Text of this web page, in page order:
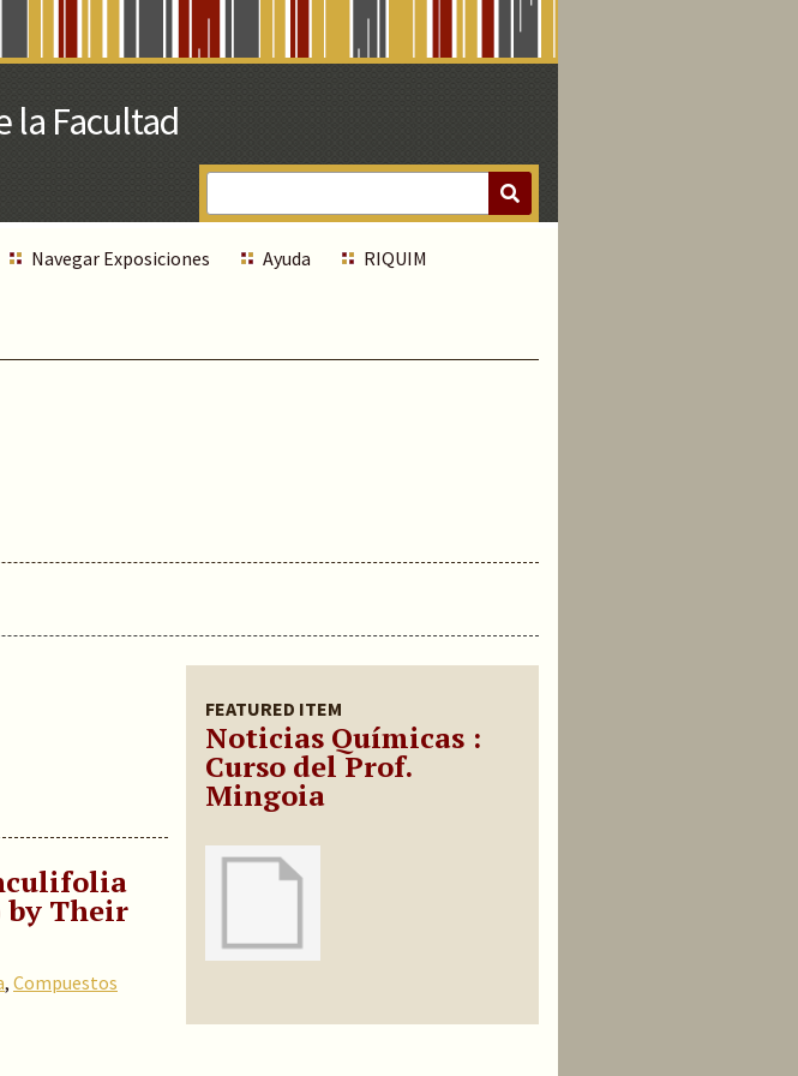
Navegar Exposiciones Ayuda RIQUIM
FEATURED ITEM
Noticias Químicas :
Curso del Prof.
Mingoia
by Their
, Compuestos